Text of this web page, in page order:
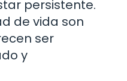
persistente.
de vida son
ser
y